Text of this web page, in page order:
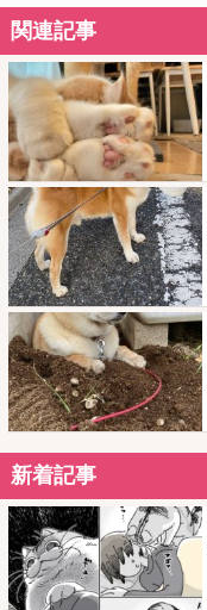
関連記事
新着記事